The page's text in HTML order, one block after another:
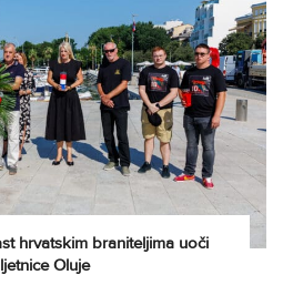
hrvatskim braniteljima uoči
Oluje